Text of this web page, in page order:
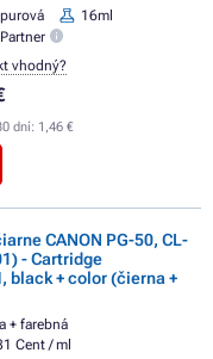
16ml
dní: 1,46 €
vhodný?
CANON PG-50, CL-
- Cartridge
black + color (čierna +
+ farebná
Cent / ml